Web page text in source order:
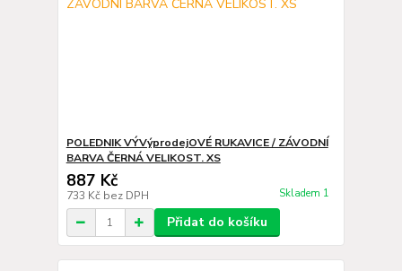
POLEDNIK VÝVýprodejOVÉ RUKAVICE / ZÁVODNÍ
BARVA ČERNÁ VELIKOST. XS
887 Kč
733 Kč bez DPH Skladem 1
Přidat do košíku